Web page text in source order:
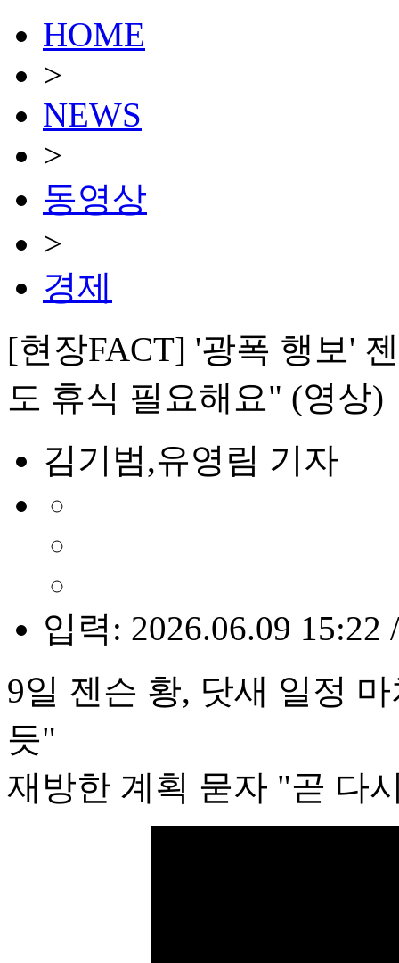
HOME
>
NEWS
>
동영상
>
경제
[현장FACT] '광폭 행보'
도 휴식 필요해요" (영상)
김기범,유영림 기자
입력: 2026.06.09 15:22
9일 젠슨 황, 닷새 일정
듯"
재방한 계획 묻자 "곧 다